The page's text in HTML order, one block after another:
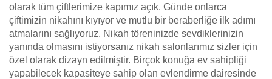
olarak tüm çiftlerimize kapımız açık. Günde onlarca
çiftimizin nikahını kıyıyor ve mutlu bir beraberliğe ilk adımı
atmalarını sağlıyoruz. Nikah töreninizde sevdiklerinizin
yanında olmasını istiyorsanız nikah salonlarımız sizler için
özel olarak dizayn edilmiştir. Birçok konuğa ev sahipliği
yapabilecek kapasiteye sahip olan evlendirme dairesinde